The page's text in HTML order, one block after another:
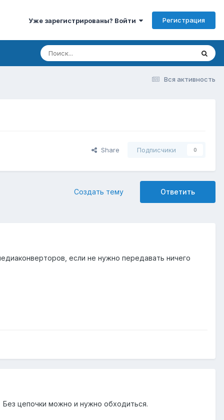
Уже зарегистрированы? Войти Регистрация
Вся активность
Share Подписчики 0
Ответить
Создать тему
если не нужно передавать ничего
цепочки можно и нужно обходиться.